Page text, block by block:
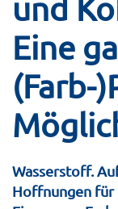
und
Eine
(Farb-
Wasserstoff.
Hoffnungen für